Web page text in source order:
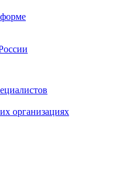
организациях